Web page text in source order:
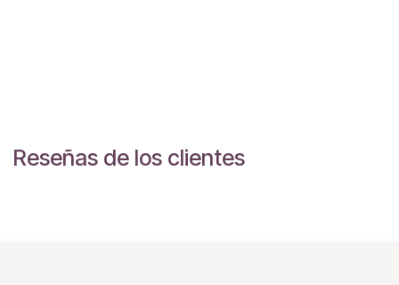
Reseñas de los clientes